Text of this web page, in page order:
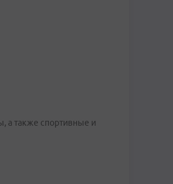
а также спортивные и